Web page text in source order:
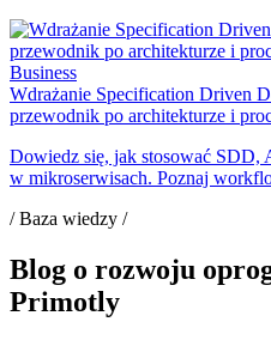
Business
Wdrażanie Specification Driven
przewodnik po architekturze i
Dowiedz się, jak stosować
w mikroserwisach. Poznaj
/ Baza wiedzy /
Blog o rozwoju
Primotly